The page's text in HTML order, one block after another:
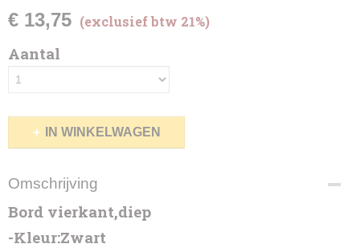
€ 13,75 (exclusief btw 21%)
Aantal
IN WINKELWAGEN
Omschrijving
Bord vierkant,diep
-Kleur:Zwart